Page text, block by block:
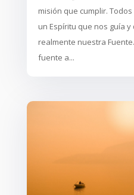
misión que cumplir.
un Espíritu que nos guía y
realmente nuestra
fuente a...